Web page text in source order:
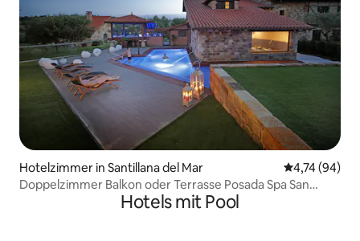
Hotelzimmer in Santillana del Mar
4,74 (94)
Doppelzimmer Balkon oder Terrasse Posada Spa San
Hotels mit Pool